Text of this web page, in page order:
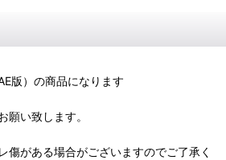
版）の商品になります
願い致します。
傷がある場合がございますのでご了承く